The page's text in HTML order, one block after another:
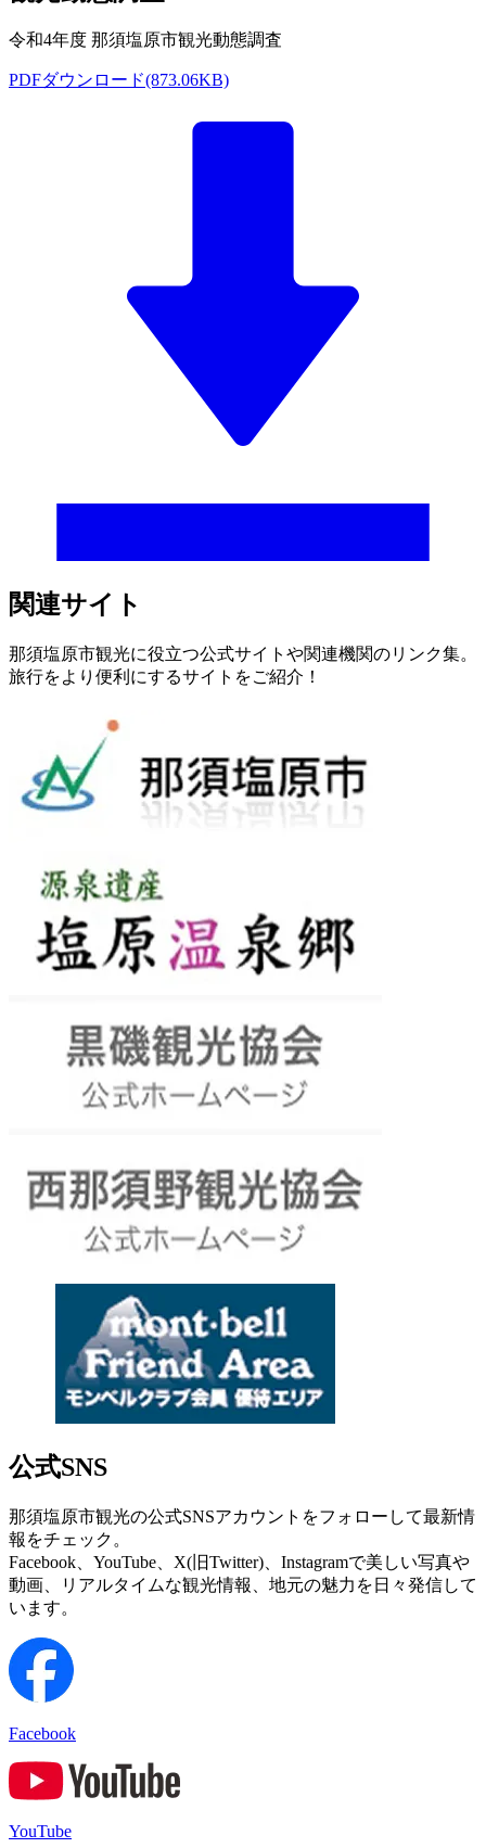
令和4年度 那須塩原市観光動態調査
PDFダウンロード(873.06KB)
関連サイト
那須塩原市観光に役立つ公式サイトや関連機関のリンク集。
旅行をより便利にするサイトをご紹介！
公式SNS
那須塩原市観光の公式SNSアカウントをフォローして最新情
報をチェック。
Facebook、YouTube、X(旧Twitter)、Instagramで美しい写真や
動画、リアルタイムな観光情報、地元の魅力を日々発信して
います。
Facebook
YouTube